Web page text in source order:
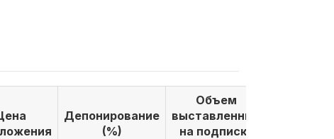
Депонирование
(%)
Объем
выставленных
на подписку